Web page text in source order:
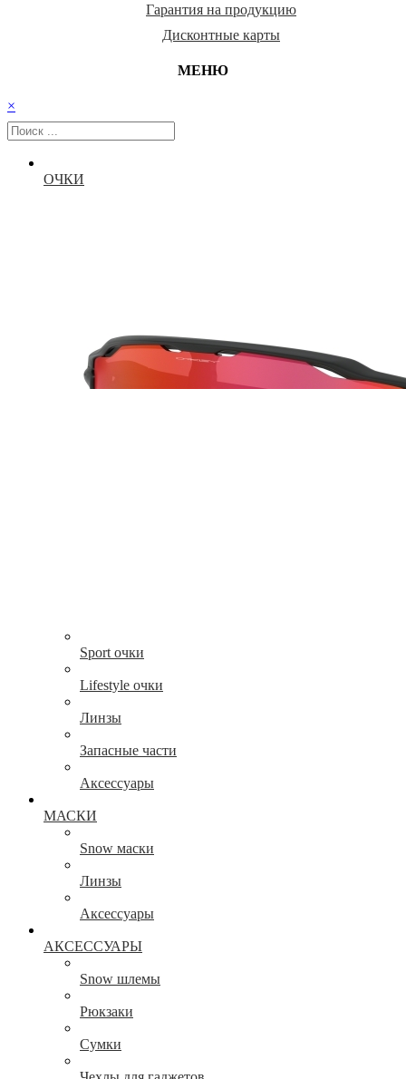
Гарантия на продукцию
Дисконтные карты
МЕНЮ
×
ОЧКИ
Sport очки
Lifestyle очки
Линзы
Запасные части
Аксессуары
МАСКИ
Snow маски
Линзы
Аксессуары
АКСЕССУАРЫ
Snow шлемы
Рюкзаки
Сумки